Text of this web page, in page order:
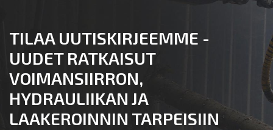
TILAA UUTISKIRJEEMME -
UUDET RATKAISUT
VOIMANSIIRRON,
HYDRAULIIKAN JA
LAAKEROINNIN TARPEISIIN